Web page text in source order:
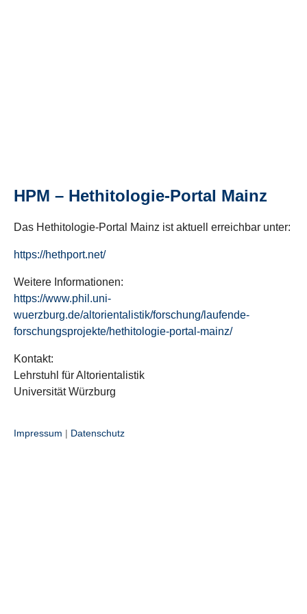
HPM – Hethitologie-Portal Mainz
Das Hethitologie-Portal Mainz ist aktuell erreichbar unter:
https://hethport.net/
Weitere Informationen:
https://www.phil.uni-
wuerzburg.de/altorientalistik/forschung/laufende-
forschungsprojekte/hethitologie-portal-mainz/
Kontakt:
Lehrstuhl für Altorientalistik
Universität Würzburg
Impressum | Datenschutz